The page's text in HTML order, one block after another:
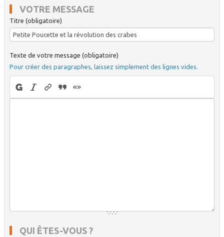
VOTRE MESSAGE
Titre (obligatoire)
Texte de votre message (obligatoire)
Pour créer des paragraphes, laissez simplement des lignes vides.
QUI ÊTES-VOUS ?